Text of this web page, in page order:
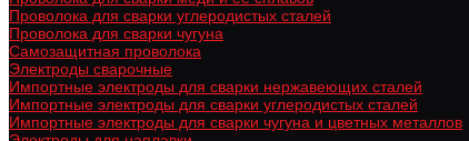
Проволока для сварки углеродистых сталей
Проволока для сварки чугуна
Самозащитная проволока
Электроды сварочные
Импортные электроды для сварки нержавеющих сталей
Импортные электроды для сварки углеродистых сталей
Импортные электроды для сварки чугуна и цветных металлов